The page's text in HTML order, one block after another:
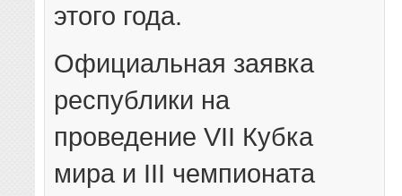
этого года.
Официальная заявка
республики на
проведение VII Кубка
мира и III чемпионата